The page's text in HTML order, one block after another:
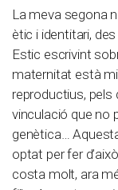
La meva segona
ètic i identitari,
Estic escrivint
maternitat està
reproductius, pels
vinculació que no
genètica…
optat per fer
costa molt, ara